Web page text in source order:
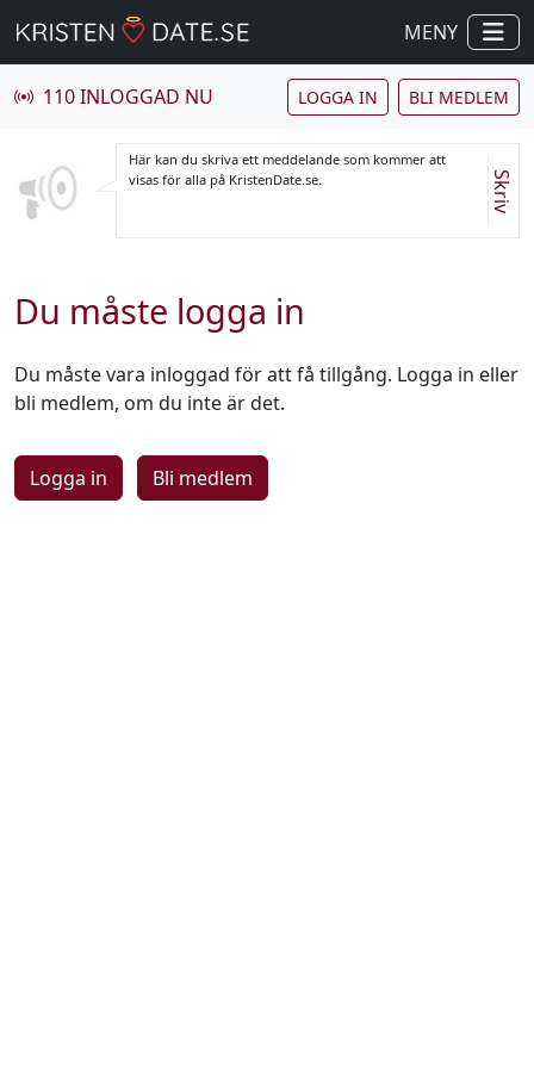
MENY
110 INLOGGAD NU LOGGA IN BLI MEDLEM
Här kan du skriva ett meddelande som kommer att
visas för alla på KristenDate.se.
Skriv
Du måste logga in
Du måste vara inloggad för att få tillgång. Logga in eller
bli medlem, om du inte är det.
Logga in